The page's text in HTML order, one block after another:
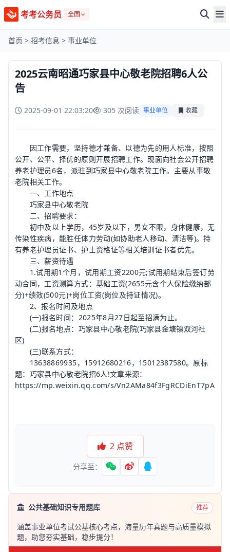
考考公务员 全国
首页 > 招考信息 > 事业单位
2025云南昭通巧家县中心敬老院招聘6人公
告
2025-09-01 22:03:20 305 次阅读 事业单位 收藏
因工作需要，坚持德才兼备、以德为先的用人标准，按照
公开、公平、择优的原则开展招聘工作。现面向社会公开招聘
养老护理员6名，派驻到巧家县中心敬老院工作。主要从事敬
老院相关工作。
一、工作地点
巧家县中心敬老院
二、招聘要求：
初中及以上学历，45岁及以下，男女不限，身体健康，无
传染性疾病，能胜任体力劳动(如协助老人移动、清洁等)。持
有养老护理员证书、护士资格证等相关培训证书者优先。
三、薪资待遇
1.试用期1个月，试用期工资2200元;试用期结束后签订劳
动合同，工资测算方式：基础工资(2655元含个人保险缴纳部
分)+绩效(500元)+岗位工资(岗位及持证情况)。
2、报名时间及地点
(一)报名时间：2025年8月27日起至招满为止。
(二)报名地点：巧家县中心敬老院(巧家县金塘镇双河社
区)
(三)联系方式：
13638869935，15912680216，15012387580。原标
题：巧家县中心敬老院招6人!文章来源：
https://mp.weixin.qq.com/s/Vn2AMa84f3FgRCDiEnT7pA
2 点赞
分享至：
公共基础知识专用题库 推荐
涵盖事业单位考试公基核心考点，海量历年真题与高质量模拟
题，助您夯实基础，稳步提分！